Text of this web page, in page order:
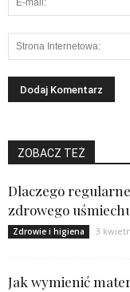
ZOBACZ TEŻ
Dlaczego
zdrowego
Zdrowie i higiena 3
Jak wymienić